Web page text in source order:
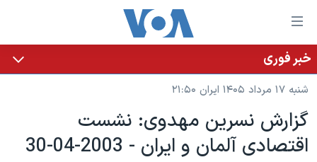
لینکهای
قابل
دسترسی
جهش
محتوای
اصلی
خانه
نسخه سبک وب‌سایت
موضوع ها
ایران
برنامه های تلویزیونی
خبر فوری
شنبه ۱۷ مرداد ۱۴۰۵ ایران ۲۱:۵۰
گزارش نسرين مهدوی: نشست
اقتصادی آلمان و ايران - 2003-04-30